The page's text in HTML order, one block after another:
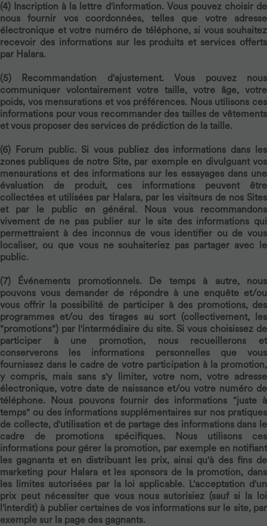
(4) Inscription à la lettre d'information. Vous pouvez choisir de
nous fournir vos coordonnées, telles que votre adresse
électronique et votre numéro de téléphone, si vous souhaitez
recevoir des informations sur les produits et services offerts
par Halara.
(5) Recommandation d'ajustement.Vous pouvez nous
communiquer volontairement votre taille, votre âge, votre
poids, vos mensurations et vos préférences. Nous utilisons ces
informations pour vous recommander des tailles de vêtements
et vous proposer des services de prédiction de la taille.
(6) Forum public. Si vous publiez des informations dans les
zones publiques de notre Site, par exemple en divulguant vos
mensurations et des informations sur les essayages dans une
évaluation de produit, ces informations peuvent être
collectées et utilisées par Halara, par les visiteurs de nos Sites
et par le public en général. Nous vous recommandons
vivement de ne pas publier sur le site des informations qui
permettraient à des inconnus de vous identifier ou de vous
localiser, ou que vous ne souhaiteriez pas partager avec le
public.
(7) Événements promotionnels.
De temps à autre, nous
pouvons vous demander de répondre à une enquête et/ou
vous offrir la possibilité de participer à des promotions, des
programmes et/ou des tirages au sort (collectivement, les
"promotions") par l'intermédiaire du site. Si vous choisissez de
participer à une promotion, nous recueillerons et
conserverons les informations personnelles que vous
fournissez dans le cadre de votre participation à la promotion,
y compris, mais sans s'y limiter, votre nom, votre adresse
électronique, votre date de naissance et/ou votre numéro de
téléphone. Nous pouvons fournir des informations "juste à
temps" ou des informations supplémentaires sur nos pratiques
de collecte, d'utilisation et de partage des informations dans le
cadre de promotions spécifiques. Nous utilisons ces
informations pour gérer la promotion, par exemple en notifiant
les gagnants et en distribuant les prix, ainsi qu'à des fins de
marketing pour Halara et les sponsors de la promotion, dans
les limites autorisées par la loi applicable. L'acceptation d'un
prix peut nécessiter que vous nous autorisiez (sauf si la loi
l'interdit) à publier certaines de vos informations sur le site, par
exemple sur la page des gagnants.